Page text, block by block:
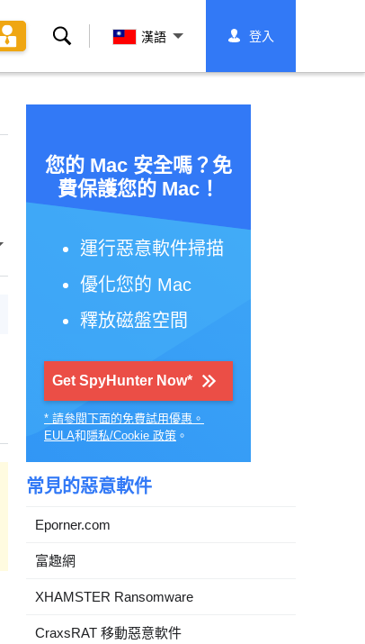
搜
漢語 登入
您的 Mac 安全嗎？免
費保護您的 Mac！
運行惡意軟件掃描
優化您的 Mac
釋放磁盤空間
Get SpyHunter Now*
* 請參閱下面的免費試用優惠。
EULA和 隱私/Cookie 政策 。
常見的惡意軟件
Eporner.com
富趣網
XHAMSTER Ransomware
CraxsRAT 移動惡意軟件